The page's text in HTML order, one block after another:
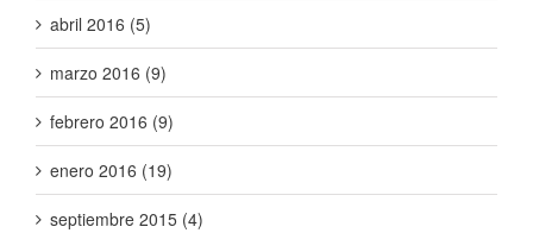
abril 2016 (5)
marzo 2016 (9)
febrero 2016 (9)
enero 2016 (19)
septiembre 2015 (4)